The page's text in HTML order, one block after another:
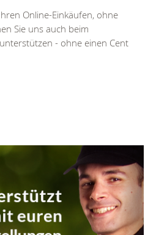
Online-Einkäufen, ohne
Sie uns auch beim
- ohne einen Cent